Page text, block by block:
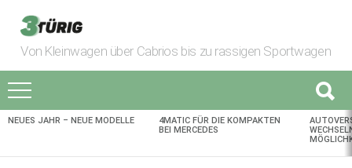
Von Kleinwagen über Cabrios bis zu rassigen Sportwagen
AKTUELLES
NEUES JAHR – NEUE MODELLE
4MATIC FÜR DIE KOMPAKTEN
BEI MERCEDES